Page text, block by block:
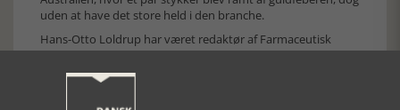
uden at have det store held i den branche.
Hans-Otto Loldrup har været redaktør af Farmaceutisk
Tidende/Farmaceuten og af Dansk Farmaceutisk
Årbog/Farmaceutisk Håndbog og siden 1991 drevet sit eget
forlag, hvorfra er kommet mange udgivelser i fornem